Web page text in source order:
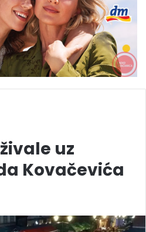
uz
Kovačevića